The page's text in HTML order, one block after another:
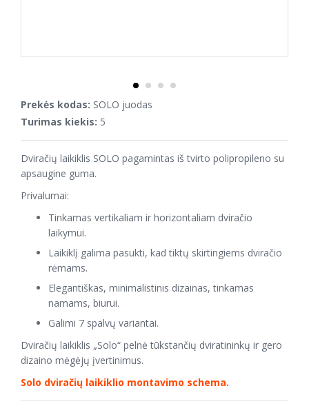
Prekės kodas: SOLO juodas
Turimas kiekis: 5
Dviračių laikiklis SOLO pagamintas iš tvirto polipropileno su
apsaugine guma.
Privalumai:
Tinkamas vertikaliam ir horizontaliam dviračio
laikymui.
Laikiklį galima pasukti, kad tiktų skirtingiems dviračio
rėmams.
Elegantiškas, minimalistinis dizainas, tinkamas
namams, biurui.
Galimi 7 spalvų variantai.
Dviračių laikiklis „Solo“ pelnė tūkstančių dviratininkų ir gero
dizaino mėgėjų įvertinimus.
Solo dviračių laikiklio montavimo schema.